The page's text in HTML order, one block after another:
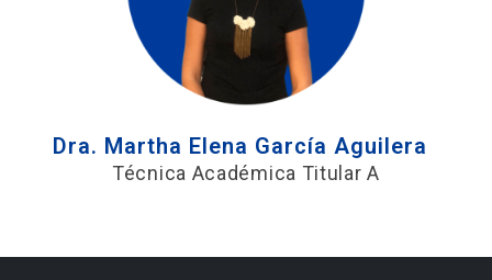
Dra. Martha Elena García Aguilera
Técnica Académica Titular A